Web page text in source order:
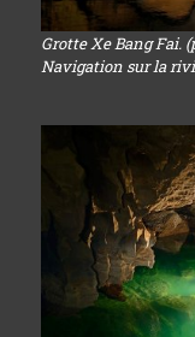
Grotte Xe Bang Fai.
Navigation sur la